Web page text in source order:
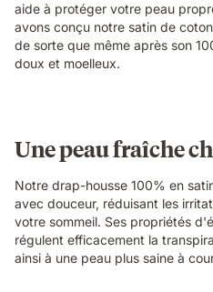
aide à protéger votre peau
avons conçu notre satin de
de sorte que même après son
doux et moelleux.
Une peau fraîche
Notre drap-housse 100% en
avec douceur, réduisant les
votre sommeil. Ses propriétés
régulent efficacement la
ainsi à une peau plus saine à